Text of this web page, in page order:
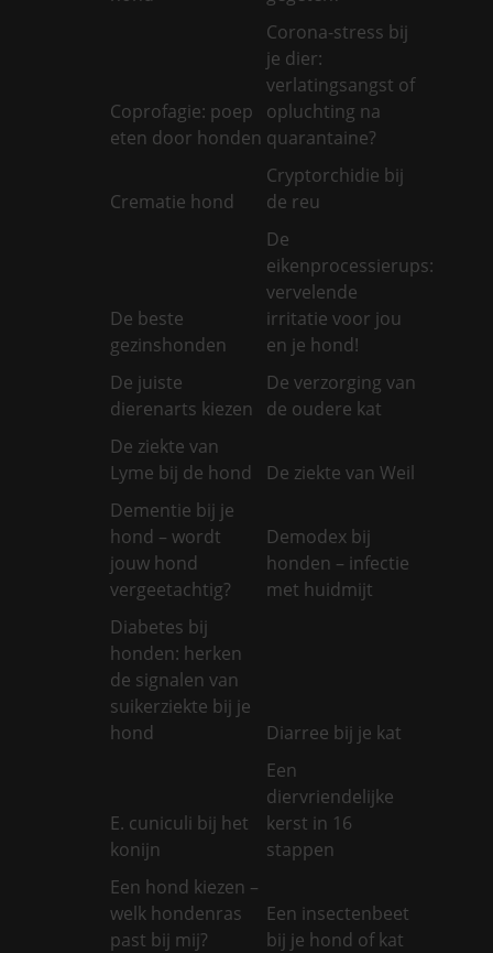
Coprofagie: poep
eten door honden
Corona-stress bij
je dier:
verlatingsangst of
opluchting na
quarantaine?
Crematie hond
Cryptorchidie bij
de reu
De beste
gezinshonden
De
eikenprocessierups:
vervelende
irritatie voor jou
en je hond!
De juiste
dierenarts kiezen
De verzorging van
de oudere kat
De ziekte van
Lyme bij de hond
De ziekte van Weil
Dementie bij je
hond – wordt
jouw hond
vergeetachtig?
Demodex bij
honden – infectie
met huidmijt
Diabetes bij
honden: herken
de signalen van
suikerziekte bij je
hond
Diarree bij je kat
E. cuniculi bij het
konijn
Een
diervriendelijke
kerst in 16
stappen
Een hond kiezen –
welk hondenras
past bij mij?
Een insectenbeet
bij je hond of kat